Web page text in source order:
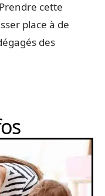
cette
place à de
des